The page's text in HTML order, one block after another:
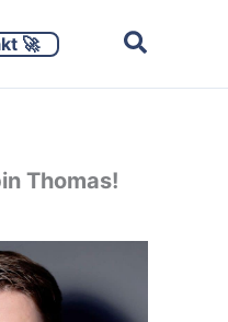
🚀
Thomas!